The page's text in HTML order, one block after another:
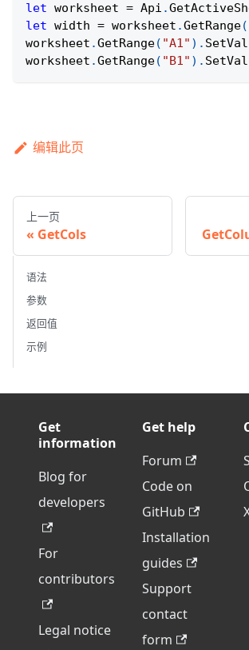
let worksheet = Api .
let width = worksheet .GetRange(
worksheet .GetRange( "A1" ) .
worksheet .GetRange( "B1" ) .
编辑此页
上一页
GetCols
语法
参数
返回值
示例
Get
information
Blog for
developers
For
contributors
Legal notice
Get help
Forum
Code on
GitHub
Installation
guides
Support
contact
form